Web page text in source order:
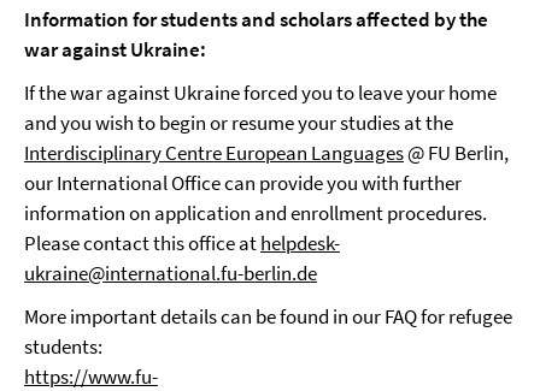
Information for students and scholars affected by the
war against Ukraine:
If the war against Ukraine forced you to leave your home
and you wish to begin or resume your studies at the
Interdisciplinary Centre European Languages@ FU Berlin,
our International Office can provide you with further
information on application and enrollment procedures.
Please contact this office athelpdesk-
ukraine@international.fu-berlin.de
More important details can be found in our FAQ for refugee
students:
https://www.fu-